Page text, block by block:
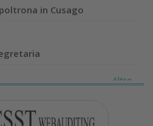
in Cusago
Altro...